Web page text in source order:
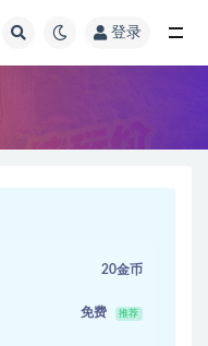
登录
20金币
免费 推荐